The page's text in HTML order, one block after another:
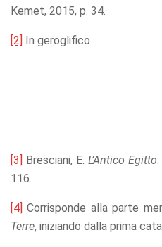
Kemet, 2015, p. 34.
[2] In geroglifico
[3] Bresciani, E. L’Antico Egitto
116.
[4] Corrisponde alla parte
Terre, iniziando dalla prima